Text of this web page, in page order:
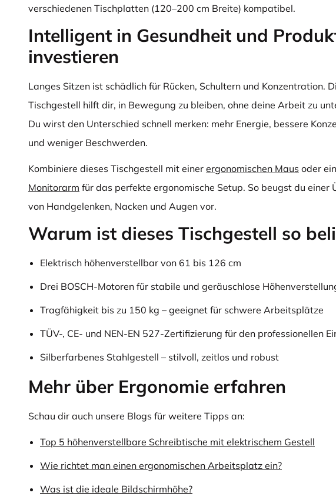
verschiedenen Tischplatten (120–200 cm Breite) kompatibel.
Intelligent in Gesundheit und
investieren
Langes Sitzen ist schädlich für Rücken, Schultern und Konzentration.
Tischgestell hilft dir, in Bewegung zu bleiben, ohne deine Arbeit zu
Du wirst den Unterschied schnell merken: mehr Energie, bessere
und weniger Beschwerden.
Kombiniere dieses Tischgestell mit einer ergonomischen Maus oder
Monitorarm für das perfekte ergonomische Setup. So beugst du einer
von Handgelenken, Nacken und Augen vor.
Warum ist dieses Tischgestell so
Elektrisch höhenverstellbar von 61 bis 126 cm
Drei BOSCH-Motoren für stabile und geräuschlose
Tragfähigkeit bis zu 150 kg – geeignet für schwere Arbeitsplätze
TÜV-, CE- und NEN-EN 527-Zertifizierung für den professionellen
Silberfarbenes Stahlgestell – stilvoll, zeitlos und robust
Mehr über Ergonomie erfahren
Schau dir auch unsere Blogs für weitere Tipps an:
Top 5 höhenverstellbare Schreibtische mit elektrischem Gestell
Wie richtet man einen ergonomischen Arbeitsplatz ein?
Was ist die ideale Bildschirmhöhe?